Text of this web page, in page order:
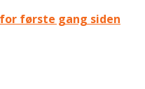
første gang siden